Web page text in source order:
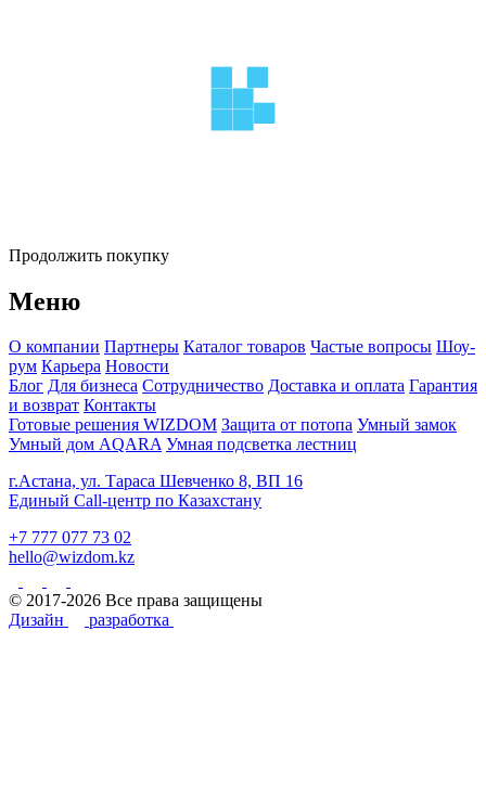
Продолжить покупку
Меню
О компании Партнеры Каталог товаров Частые вопросы Шоу-
рум Карьера Новости
Блог Для бизнеса Сотрудничество Доставка и оплата Гарантия
и возврат Контакты
Готовые решения WIZDOM Защита от потопа Умный замок
Умный дом AQARA Умная подсветка лестниц
г.Астана, ул. Тараса Шевченко 8, ВП 16
Единый Call-центр по Казахстану
+7 777 077 73 02
hello@wizdom.kz
© 2017-2026 Все права защищены
Дизайн
разработка